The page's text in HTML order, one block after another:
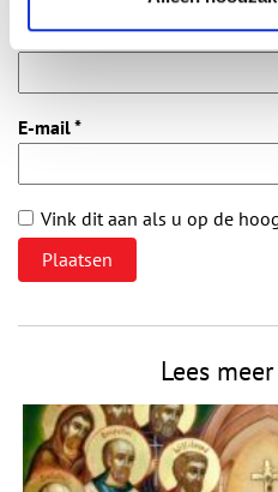
Naam*
E-mail*
Vink dit aan als u op de
Lees